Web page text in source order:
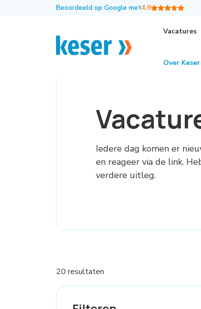
Beoordeeld op Google met4.8
Vacatures
Over Keser
Iedere dag komen er
en reageer via de link.
verdere uitleg.
20 resultaten